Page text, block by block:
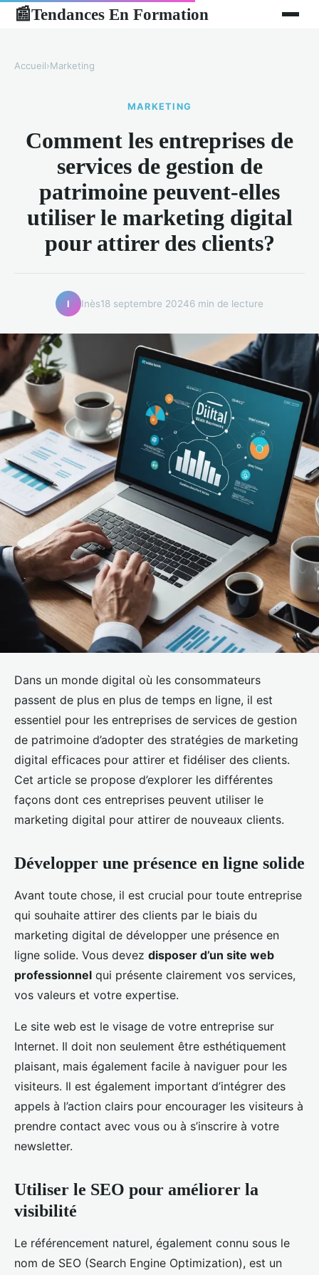
📰Tendances En Formation
Accueil›Marketing
MARKETING
Comment les entreprises de
services de gestion de
patrimoine peuvent-elles
utiliser le marketing digital
pour attirer des clients?
I Inès18 septembre 20246 min de lecture
Dans un monde digital où les consommateurs
passent de plus en plus de temps en ligne, il est
essentiel pour les entreprises de services de gestion
de patrimoine d’adopter des stratégies de marketing
digital efficaces pour attirer et fidéliser des clients.
Cet article se propose d’explorer les différentes
façons dont ces entreprises peuvent utiliser le
marketing digital pour attirer de nouveaux clients.
Développer une présence en ligne solide
Avant toute chose, il est crucial pour toute entreprise
qui souhaite attirer des clients par le biais du
marketing digital de développer une présence en
ligne solide. Vous devez disposer d’un site web
professionnel qui présente clairement vos services,
vos valeurs et votre expertise.
Le site web est le visage de votre entreprise sur
Internet. Il doit non seulement être esthétiquement
plaisant, mais également facile à naviguer pour les
visiteurs. Il est également important d’intégrer des
appels à l’action clairs pour encourager les visiteurs à
prendre contact avec vous ou à s’inscrire à votre
newsletter.
Utiliser le SEO pour améliorer la
visibilité
Le référencement naturel, également connu sous le
nom de SEO (Search Engine Optimization), est un